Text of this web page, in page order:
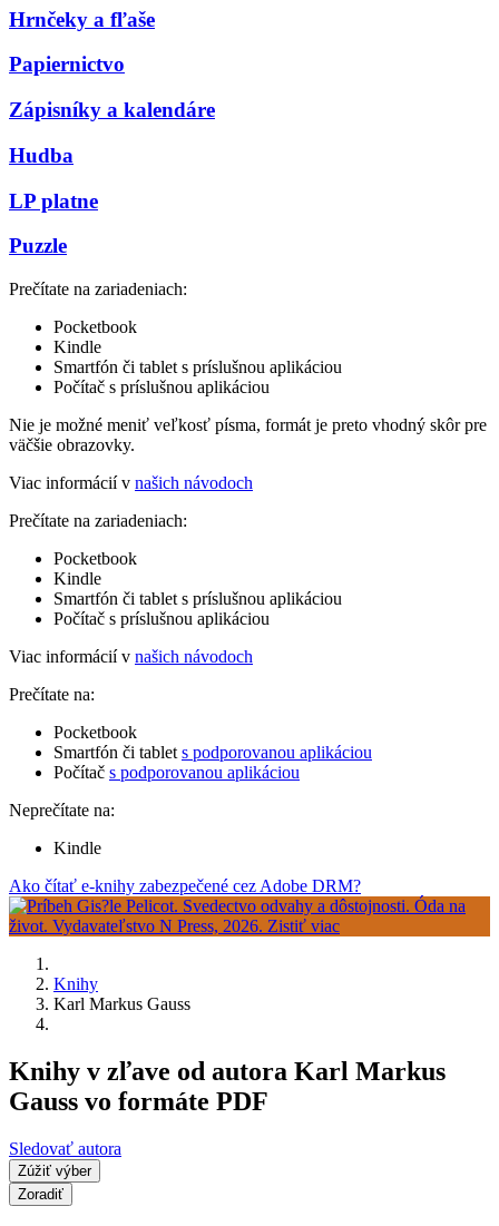
Hrnčeky a fľaše
Papiernictvo
Zápisníky a kalendáre
Hudba
LP platne
Puzzle
Prečítate na zariadeniach:
Pocketbook
Kindle
Smartfón či tablet s príslušnou aplikáciou
Počítač s príslušnou aplikáciou
Nie je možné meniť veľkosť písma, formát je preto vhodný skôr pre
väčšie obrazovky.
Viac informácií v našich návodoch
Prečítate na zariadeniach:
Pocketbook
Kindle
Smartfón či tablet s príslušnou aplikáciou
Počítač s príslušnou aplikáciou
Viac informácií v našich návodoch
Prečítate na:
Pocketbook
Smartfón či tablet s podporovanou aplikáciou
Počítač s podporovanou aplikáciou
Neprečítate na:
Kindle
Ako čítať e-knihy zabezpečené cez Adobe DRM?
Knihy
Karl Markus Gauss
Knihy v zľave od autora Karl Markus
Gauss vo formáte PDF
Sledovať autora
Zúžiť výber
Zoradiť